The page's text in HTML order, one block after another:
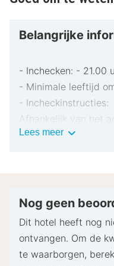
Rathaus en op 1,2 km
Dicht bij Rathaus
Belangrijke
- Inchecken: - 21.00
- Minimale leeftijd
- Incheckinstructies:
Afhankelijk van het
extra personen een
pinpas of borgsom
Speciale verzoeken
beschikbaarheid bij
Hiervoor kunnen
Lees meerBelangrijke
Nog geen
Dit hotel heeft nog
ontvangen. Om de
te waarborgen,